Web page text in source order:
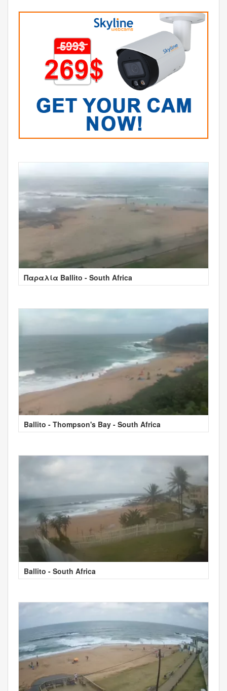
Παραλία Ballito - South Africa
Ballito - Thompson's Bay - South Africa
Ballito - South Africa